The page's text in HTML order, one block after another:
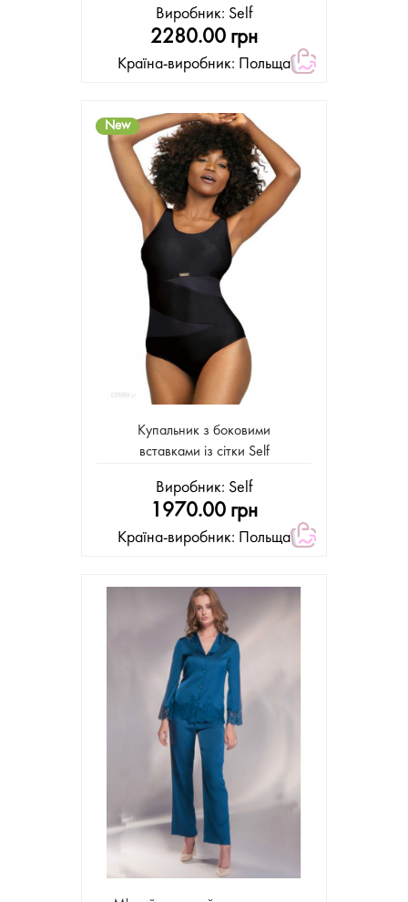
Виробник: Self
2280.00 грн
Країна-виробник: Польща
New
Купальник з боковими
вставками із сітки Self
Виробник: Self
1970.00 грн
Країна-виробник: Польща